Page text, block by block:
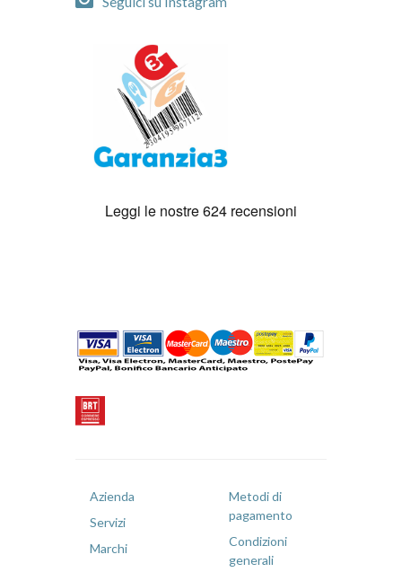
Azienda
Servizi
Marchi
Metodi di
pagamento
Condizioni
generali